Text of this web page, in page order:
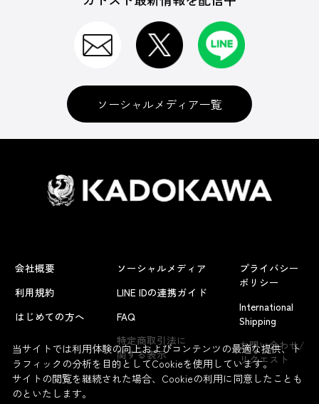
ソーシャルメディア一覧
会社概要
利用規約
はじめての方へ
ソーシャルメディア
LINE IDの連携ガイド
FAQ
特定商取引法に
関する表示
プライバシー
ポリシー
International
Shipping
お問い合わせ/
リクエスト
当サイトでは利用体験の向上およびコンテンツの最適な提供、ト
ラフィックの分析を目的としてCookieを使用しています。
サイトの閲覧を継続された場合、Cookieの利用に同意したことも
のといたします。